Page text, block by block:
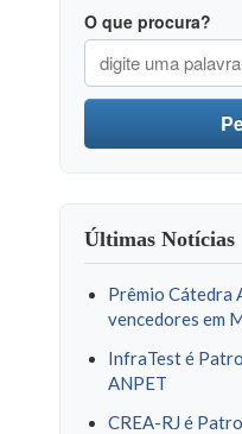
O que procura?
Últimas Notícias
Prêmio Cátedra
vencedores em
InfraTest é
ANPET
CREA-RJ é